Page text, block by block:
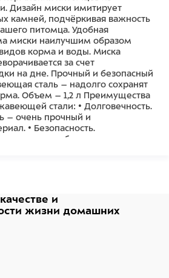
Дизайн миски имитирует
камней, подчёркивая важность
питомца. Удобная
миски наилучшим образом
корма и воды. Миска
за счет
на дне. Прочный и безопасный
сталь – надолго сохранят
Объем – 1,2 л Преимущества
стали: • Долговечность.
– очень прочный и
• Безопасность.
безопасна для
скапливаться бактерии. •
сталь не имеет
вкус воды или пищи.
и
жизни домашних